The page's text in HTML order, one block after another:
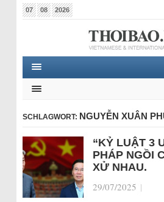
07 08 2026
SCHLAGWORT: NGUYỄN XUÂN
“KỶ LUẬT 3
PHÁP NGỒI
XỬ NHAU.
29/07/2025 |